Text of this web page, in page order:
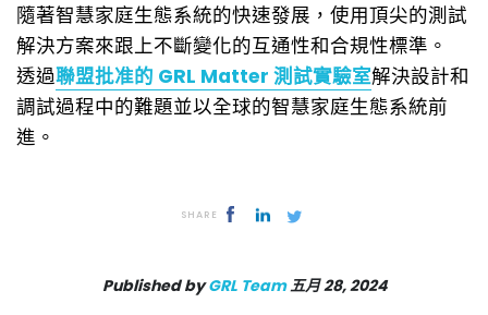
隨著智慧家庭生態系統的快速發展，使用頂尖的測試
解決方案來跟上不斷變化的互通性和合規性標準。
透過聯盟批准的 GRL Matter 測試實驗室解決設計和
調試過程中的難題並以全球的智慧家庭生態系統前
進。
SHARE
Published byGRL Team五月 28, 2024